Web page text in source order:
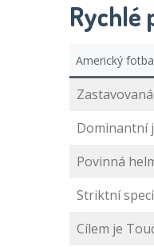
Rychlé
Americký
Dominantní
Povinná
Striktní
Cílem je